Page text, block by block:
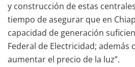
y construcción de estas
tiempo de asegurar que en
capacidad de generación
Federal de Electricidad; además
aumentar el precio de la luz”.